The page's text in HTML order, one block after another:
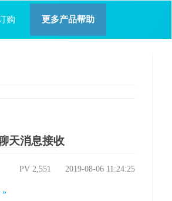
购 更多产品帮助
天消息接收
PV 2,551 2019-08-06 11:24:25
»